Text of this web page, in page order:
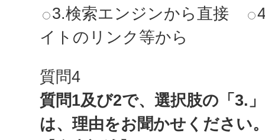
3.検索エンジンから直接
イトのリンク等から
質問4
質問1及び2で、選択肢の「3.
は、理由をお聞かせください